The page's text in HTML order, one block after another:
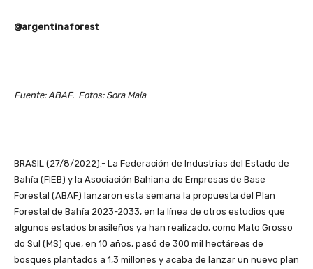
@argentinaforest
Fuente: ABAF. Fotos: Sora Maia
BRASIL (27/8/2022).- La Federación de Industrias del Estado de
Bahía (FIEB) y la Asociación Bahiana de Empresas de Base
Forestal (ABAF) lanzaron esta semana la propuesta del Plan
Forestal de Bahía 2023-2033, en la línea de otros estudios que
algunos estados brasileños ya han realizado, como Mato Grosso
do Sul (MS) que, en 10 años, pasó de 300 mil hectáreas de
bosques plantados a 1,3 millones y acaba de lanzar un nuevo plan